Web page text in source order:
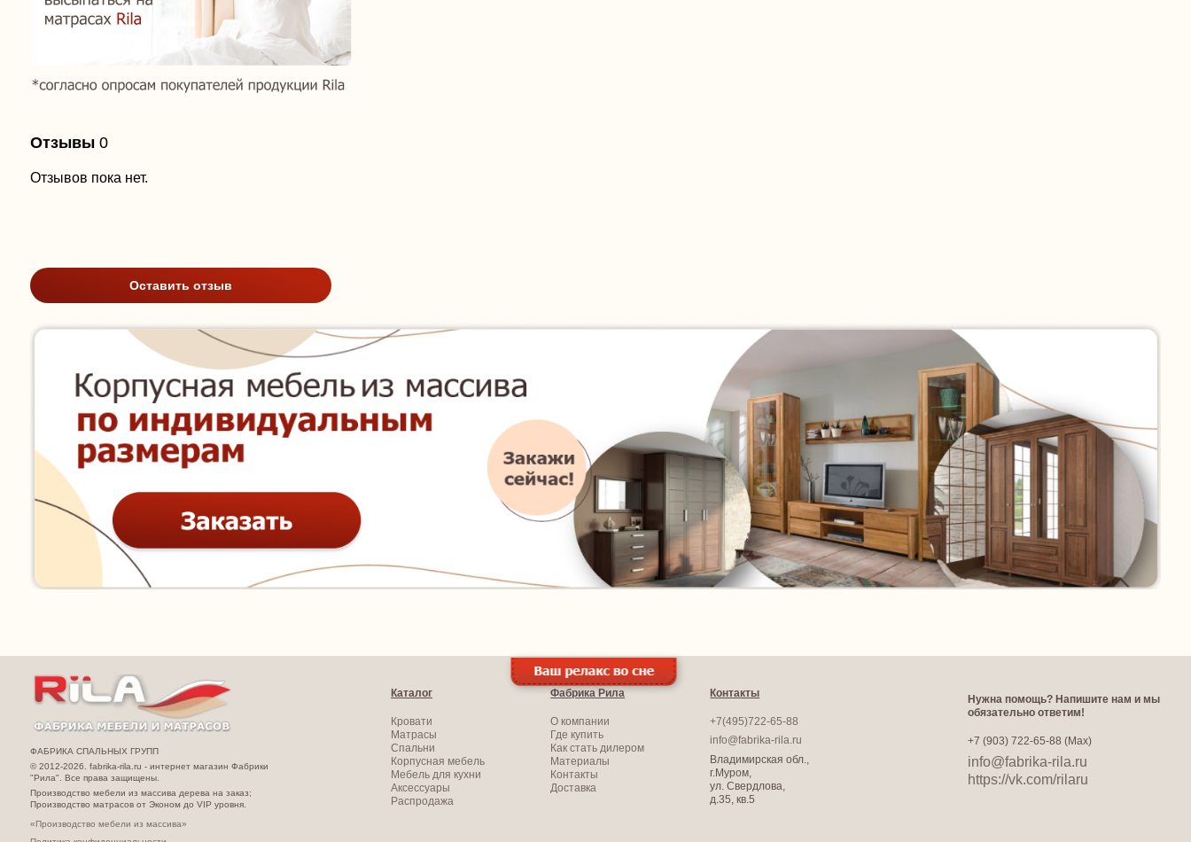
Отзывы 0
Отзывов пока нет.
Оставить отзыв
ФАБРИКА СПАЛЬНЫХ ГРУПП
© 2012-2026. fabrika-rila.ru - интернет магазин Фабрики
"Рила". Все права защищены.
Производство мебели из массива дерева на заказ;
Производство матрасов от Эконом до VIP уровня.
«Производство мебели из массива»
Каталог
Кровати
Матрасы
Спальни
Корпусная мебель
Мебель для кухни
Аксессуары
Распродажа
Фабрика Рила
О компании
Где купить
Как стать дилером
Материалы
Контакты
Доставка
Контакты
+7(495)722-65-88
info@fabrika-rila.ru
Владимирская обл.,
г.Муром,
ул. Свердлова,
д.35, кв.5
Нужна помощь? Напишите нам и мы
обязательно ответим!
+7 (903) 722-65-88 (Max)
info@fabrika-rila.ru
https://vk.com/rilaru